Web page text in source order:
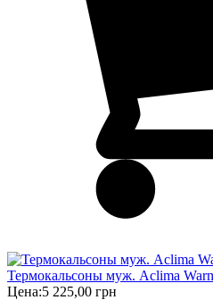
Термокальсоны муж. Aclima
Цена:5 225,00 грн